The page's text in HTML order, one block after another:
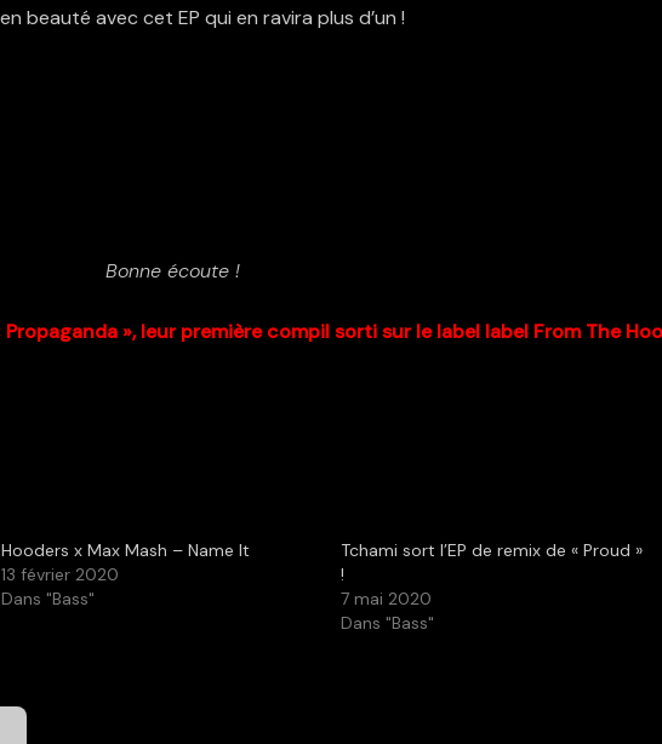
beauté avec cet EP qui en ravira plus d’un !
Bonne écoute !
», leur première compil sorti sur le label label From The
Hooders x Max Mash – Name It
13 février 2020
Dans "Bass"
Tchami sort l’EP de remix de « Proud »
!
7 mai 2020
Dans "Bass"